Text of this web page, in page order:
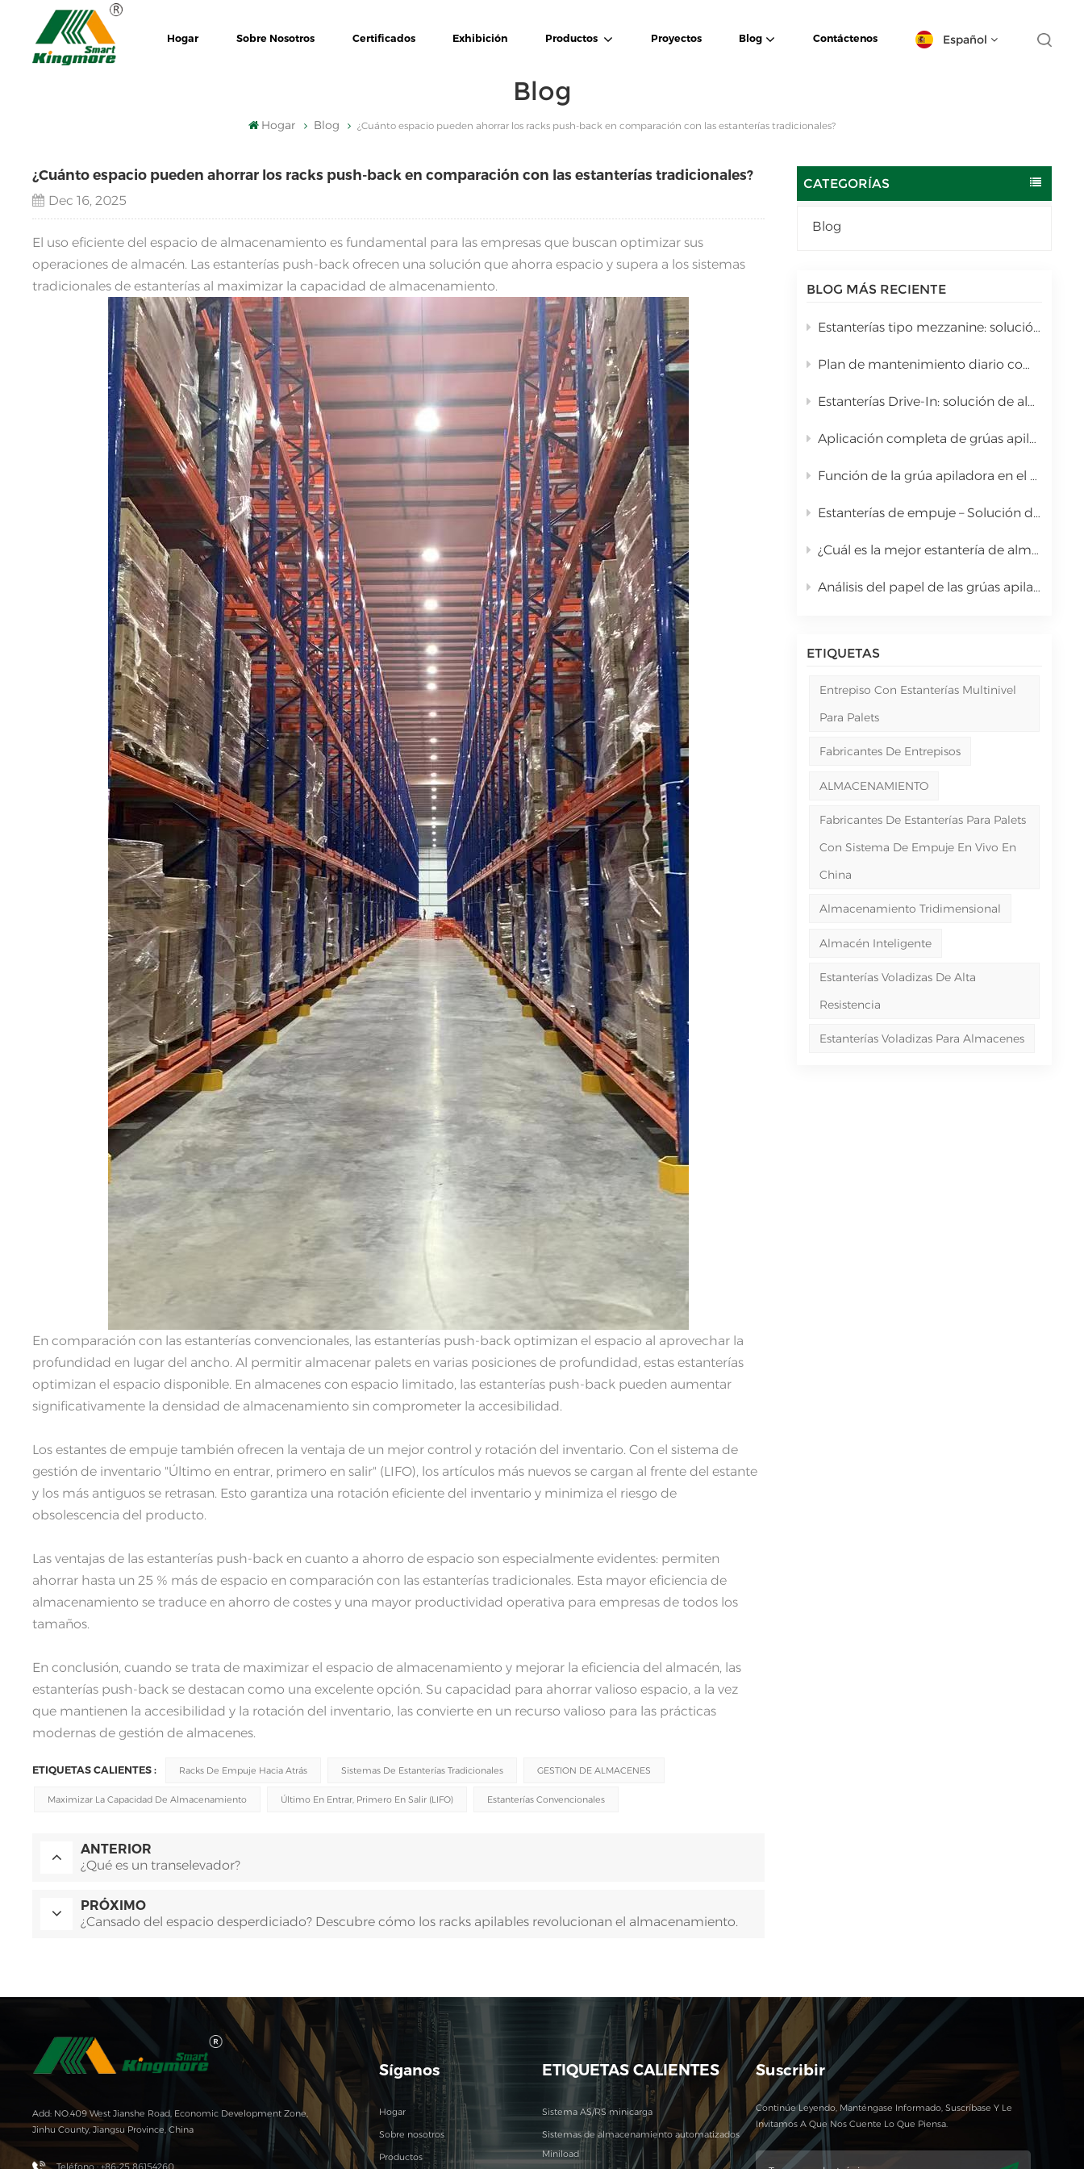
Hogar Sobre Nosotros Certificados Exhibición Productos Proyectos Blog Contáctenos Español
français
العربية
português
中文
русский
Blog
Hogar Blog ¿Cuánto espacio pueden ahorrar los racks push-back en comparación con las estanterías tradicionales?
CATEGORÍAS
Blog
BLOG MÁS RECIENTE
Estanterías tipo mezzanine: solución de almacenamiento vertical multinivel para almacenes.
Plan de mantenimiento diario completo para la grúa apiladora del sistema automatizado de almacenamiento y recuperación
Estanterías Drive-In: solución de almacenamiento de palets a granel de alta densidad.
Aplicación completa de grúas apiladoras en sistemas automatizados de almacenamiento y recuperación (AS/RS)
Función de la grúa apiladora en el sistema automatizado de almacenamiento y recuperación (AS/RS) y análisis completo de costos.
Estanterías de empuje – Solución de almacenamiento de alta densidad con carros de gravedad
¿Cuál es la mejor estantería de almacenamiento de alta densidad para mercancías paletizadas a granel? | Estanterías de acceso directo Kingmore
Análisis del papel de las grúas apiladoras en los sistemas automatizados de almacenamiento y recuperación (AS/RS)
ETIQUETAS
Entrepiso Con Estanterías Multinivel
Para Palets
Fabricantes De Entrepisos
ALMACENAMIENTO
Fabricantes De Estanterías Para Palets
Con Sistema De Empuje En Vivo En
China
Almacenamiento Tridimensional
Almacén Inteligente
Estanterías Voladizas De Alta
Resistencia
Estanterías Voladizas Para Almacenes
¿Cuánto espacio pueden ahorrar los racks push-back en comparación con las estanterías tradicionales?
Dec 16, 2025
El uso eficiente del espacio de almacenamiento es fundamental para las empresas que buscan optimizar sus
operaciones de almacén. Las estanterías push-back ofrecen una solución que ahorra espacio y supera a los sistemas
tradicionales de estanterías al maximizar la capacidad de almacenamiento.
En comparación con las estanterías convencionales, las estanterías push-back optimizan el espacio al aprovechar la
profundidad en lugar del ancho. Al permitir almacenar palets en varias posiciones de profundidad, estas estanterías
optimizan el espacio disponible. En almacenes con espacio limitado, las estanterías push-back pueden aumentar
significativamente la densidad de almacenamiento sin comprometer la accesibilidad.
Los estantes de empuje también ofrecen la ventaja de un mejor control y rotación del inventario. Con el sistema de
gestión de inventario "Último en entrar, primero en salir" (LIFO), los artículos más nuevos se cargan al frente del estante
y los más antiguos se retrasan. Esto garantiza una rotación eficiente del inventario y minimiza el riesgo de
obsolescencia del producto.
Las ventajas de las estanterías push-back en cuanto a ahorro de espacio son especialmente evidentes: permiten
ahorrar hasta un 25 % más de espacio en comparación con las estanterías tradicionales. Esta mayor eficiencia de
almacenamiento se traduce en ahorro de costes y una mayor productividad operativa para empresas de todos los
tamaños.
En conclusión, cuando se trata de maximizar el espacio de almacenamiento y mejorar la eficiencia del almacén, las
estanterías push-back se destacan como una excelente opción. Su capacidad para ahorrar valioso espacio, a la vez
que mantienen la accesibilidad y la rotación del inventario, las convierte en un recurso valioso para las prácticas
modernas de gestión de almacenes.
ETIQUETAS CALIENTES : Racks De Empuje Hacia Atrás Sistemas De Estanterías Tradicionales GESTION DE ALMACENES
Maximizar La Capacidad De Almacenamiento Último En Entrar, Primero En Salir (LIFO) Estanterías Convencionales
ANTERIOR
¿Qué es un transelevador?
PRÓXIMO
¿Cansado del espacio desperdiciado? Descubre cómo los racks apilables revolucionan el almacenamiento.
Add: NO.409 West Jianshe Road, Economic Development Zone,
Jinhu County, Jiangsu Province, China
Teléfono : +86-25 86154260
Síganos
Hogar
Sobre nosotros
Productos
ETIQUETAS CALIENTES
Sistema AS/RS minicarga
Sistemas de almacenamiento automatizados
Miniload
Suscribir
Continúe Leyendo, Manténgase Informado, Suscríbase Y Le
Invitamos A Que Nos Cuente Lo Que Piensa.